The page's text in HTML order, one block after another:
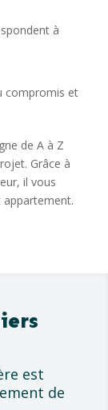
à
compromis et
de A à Z
Grâce à
il vous
appartement.
est
de